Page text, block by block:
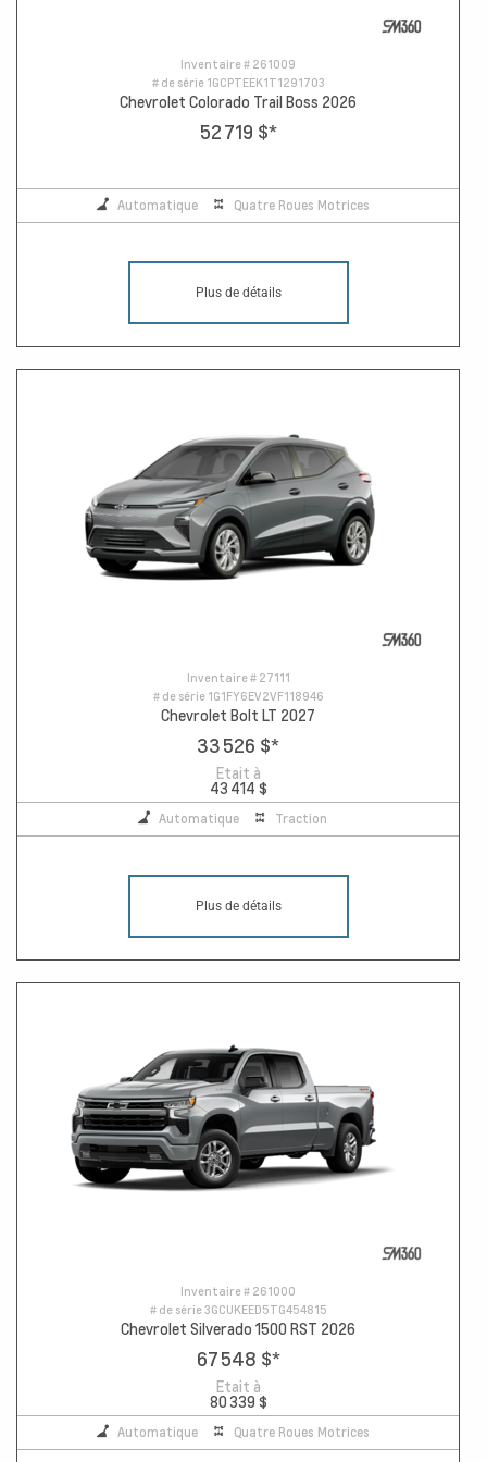
Inventaire # 261009
# de série 1GCPTEEK1T1291703
Chevrolet Colorado Trail Boss 2026
52 719 $*
Automatique Quatre Roues Motrices
Plus de détails
Inventaire # 27111
# de série 1G1FY6EV2VF118946
Chevrolet Bolt LT 2027
33 526 $*
Etait à
43 414 $
Automatique Traction
Plus de détails
Inventaire # 261000
# de série3GCUKEED5TG454815
Chevrolet Silverado 1500 RST 2026
67 548 $*
Etait à
80 339 $
Automatique Quatre Roues Motrices